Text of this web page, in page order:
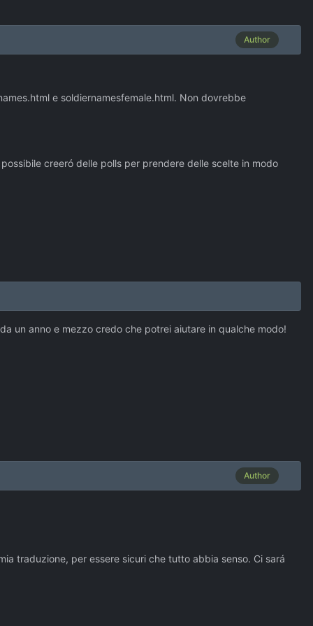
Author
e soldiernamesfemale.html. Non dovrebbe
creeró delle polls per prendere delle scelte in modo
un anno e mezzo credo che potrei aiutare in qualche modo!
Author
traduzione, per essere sicuri che tutto abbia senso. Ci sará